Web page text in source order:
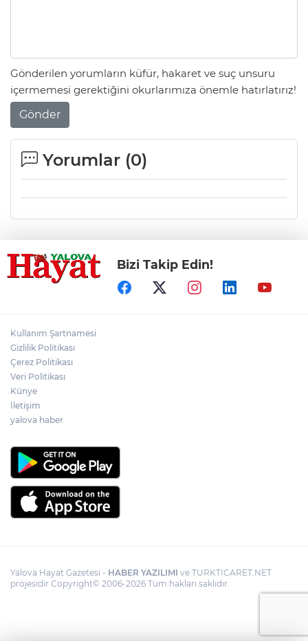
Gönderilen yorumların küfür, hakaret ve suç unsuru
içermemesi gerektiğini okurlarımıza önemle hatırlatırız!
Gönder
Yorumlar (0)
Bizi Takip Edin!
Kullanım Şartnamesi
Gizlilik Politikası
Çerez Politikası
Veri Politikası
Künye
İletişim
yalova haber
Yalova Hayat Gazetesi - HABER YAZILIMI ve TURKTICARET.NET
projesidir Copyright© 2006-2026 Tüm hakları saklıdır.